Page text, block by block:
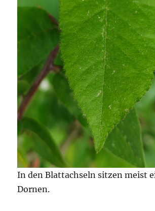
In den Blattachseln sitzen meist
Dornen.